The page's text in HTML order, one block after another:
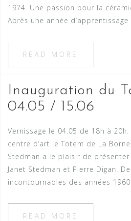
1974. Une passion pour la
Après une année
READ MORE
Inauguration du
04.05 / 15.06
Vernissage le 04.05 de 18h à
centre d’art le Totem de La
Stedman a le plaisir de
Janet Stedman et Pierre Digan.
incontournables des années
READ MORE